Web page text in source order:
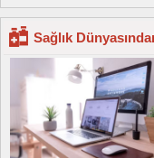
Sağlık